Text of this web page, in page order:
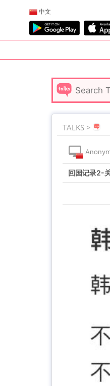
中文
TALKS >
回国记录2-